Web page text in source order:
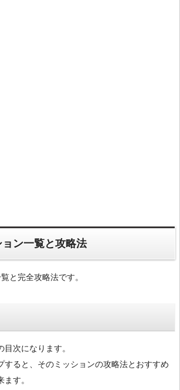
ン一覧と攻略法
と完全攻略法です。
次になります。
すると、そのミッションの攻略法とおすすめ
す。